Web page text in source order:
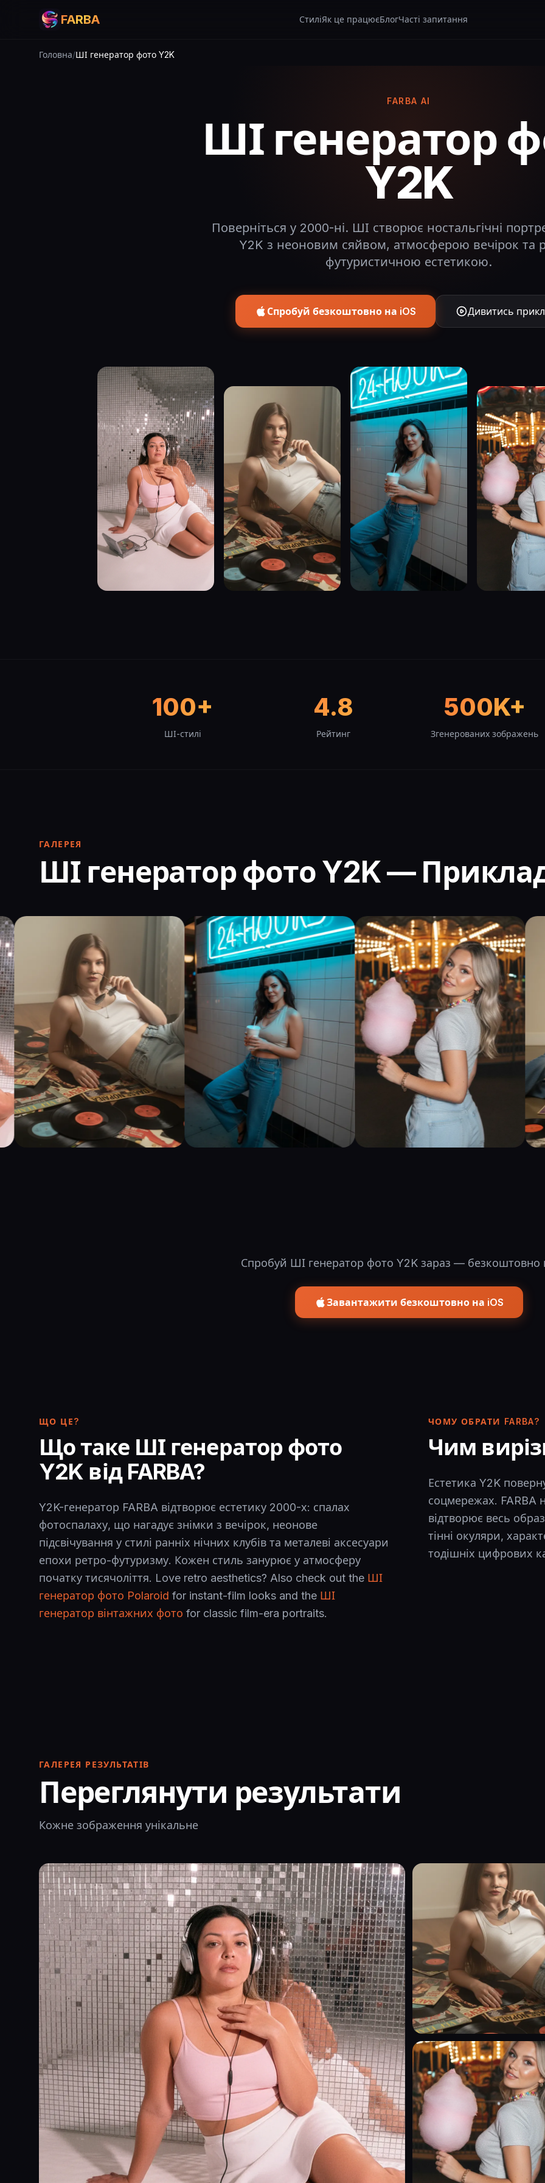
FARBA СтиліЯк це працюєБлогЧасті запитання
Головна/ШІ генератор фото Y2K
FARBA AI
ШІ генератор
Y2K
Поверніться у 2000-ні. ШІ створює ностальгічні
Y2K з неоновим сяйвом, атмосферою вечірок та
футуристичною естетикою.
Спробуй безкоштовно на iOS Дивитись
100+
ШІ-стилі
4.8
Рейтинг
500K+
Згенерованих зображень
ГАЛЕРЕЯ
ШІ генератор фото Y2K —
Спробуй ШІ генератор фото Y2K зараз — безкоштовно
Завантажити безкоштовно на iOS
ЩО ЦЕ?
Що таке ШІ генератор фото
Y2K від FARBA?
Y2K-генератор FARBA відтворює естетику 2000-х: спалах
фотоспалаху, що нагадує знімки з вечірок, неонове
підсвічування у стилі ранніх нічних клубів та металеві аксесуари
епохи ретро-футуризму. Кожен стиль занурює у атмосферу
початку тисячоліття. Love retro aesthetics? Also check out the ШІ
генератор фото Polaroid for instant-film looks and the ШІ
генератор вінтажних фото for classic film-era portraits.
ЧОМУ ОБРАТИ FARBA?
Чим
Естетика Y2K
соцмережах. FARBA
відтворює весь
тінні окуляри,
тодішніх цифрових
ГАЛЕРЕЯ РЕЗУЛЬТАТІВ
Переглянути результати
Кожне зображення унікальне